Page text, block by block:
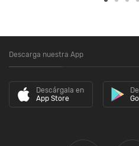
Descarga nuestra App
Descárgala en
App Store